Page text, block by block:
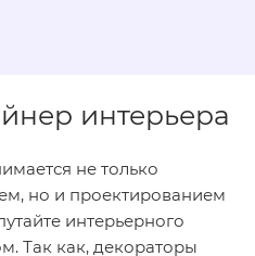
интерьера
не только
но и проектированием
интерьерного
Так как, декораторы